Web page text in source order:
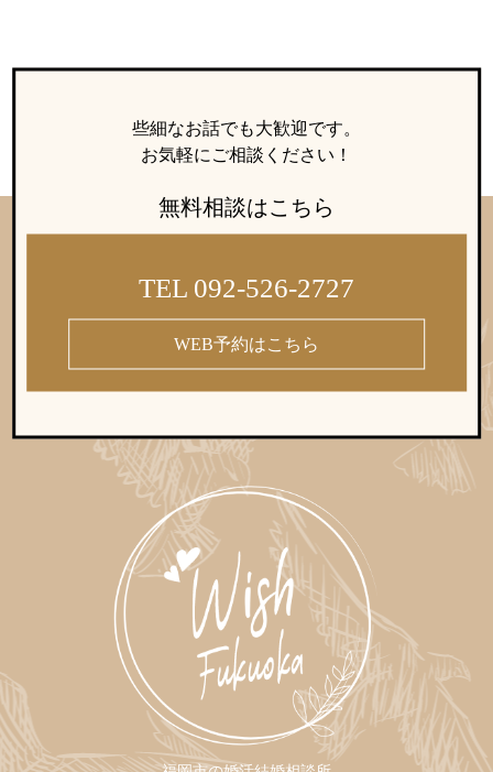
些細なお話でも大歓迎です。
お気軽にご相談ください！
無料相談はこちら
TEL 092-526-2727
WEB予約はこちら